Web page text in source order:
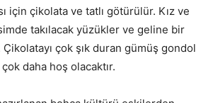
için çikolata ve tatlı götürülür. Kız ve
takılacak yüzükler ve geline bir
çok şık duran gümüş gondol
daha hoş olacaktır.